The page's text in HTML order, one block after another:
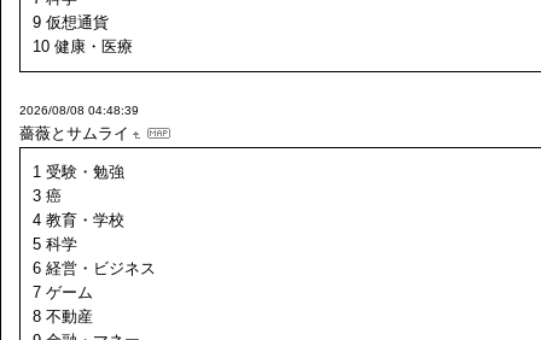
9 仮想通貨
10 健康・医療
2026/08/08 04:48:39
薔薇とサムライ
1 受験・勉強
3 癌
4 教育・学校
5 科学
6 経営・ビジネス
7 ゲーム
8 不動産